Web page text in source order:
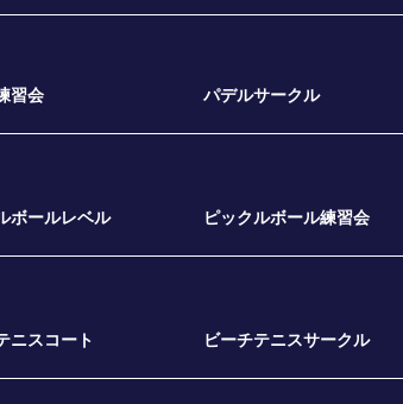
習会 パデルサークル
ボールレベル ピックルボール練習会
ニスコート ビーチテニスサークル